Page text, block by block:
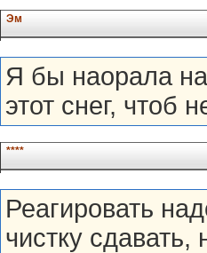
Эм
Я бы наорала
этот снег, чтоб
****
Реагировать
чистку сдавать,